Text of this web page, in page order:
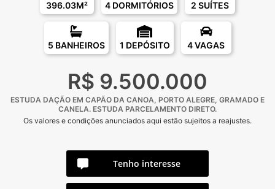
396.03M² 4 DORMITÓRIOS 2 SUÍTES
5 BANHEIROS 1 DEPÓSITO 4 VAGAS
R$ 9.500.000
ESTUDA DAÇÃO EM CAPÃO DA CANOA, PORTO ALEGRE, GRAMADO E
CANELA. ⁠ESTUDA PARCELAMENTO DIRETO.
Os valores e condições anunciados aqui estão sujeitos a reajustes.
Tenho interesse